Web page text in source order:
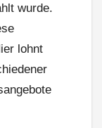
wurde.
lohnt